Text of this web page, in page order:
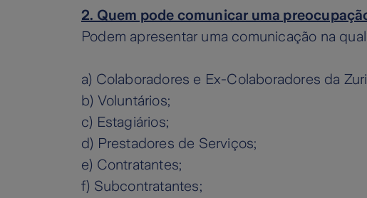
2. Quem pode comunicar uma
Podem apresentar uma comunicação na
a) Colaboradores e Ex-Colaboradores da
b) Voluntários;
c) Estagiários;
d) Prestadores de Serviços;
e) Contratantes;
f) Subcontratantes;